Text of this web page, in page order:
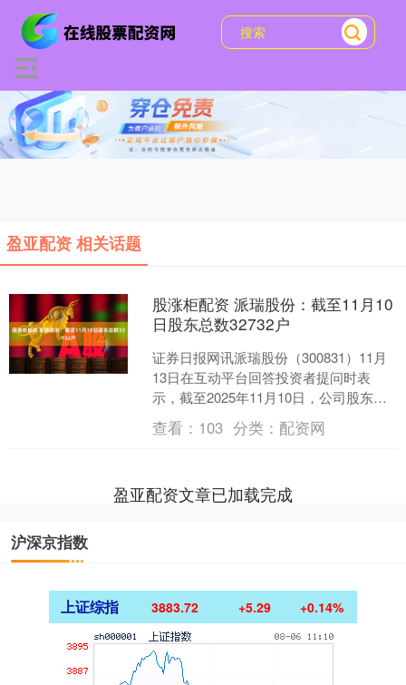
盈亚配资 相关话题
股涨柜配资 派瑞股份：截至11月10
日股东总数32732户
证券日报网讯派瑞股份（300831）11月
13日在互动平台回答投资者提问时表
示，截至2025年11月10日，公司股东总
数为32732户。....
查看： 103 分类： 配资网
盈亚配资文章已加载完成
沪深京指数
上证综指 3883.72 +5.29 +0.14%